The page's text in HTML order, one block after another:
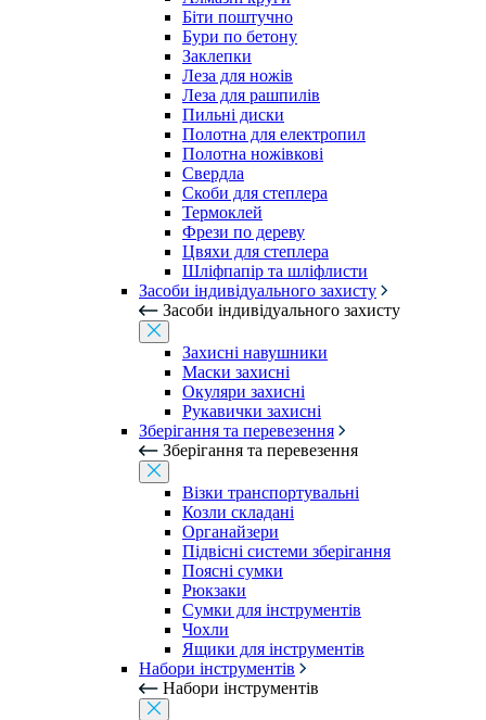
Біти поштучно
Бури по бетону
Заклепки
Леза для ножів
Леза для рашпилів
Пильні диски
Полотна для електропил
Полотна ножівкові
Свердла
Скоби для степлера
Термоклей
Фрези по дереву
Цвяхи для степлера
Шліфпапір та шліфлисти
Засоби індивідуального захисту
Засоби індивідуального захисту
Захисні навушники
Маски захисні
Окуляри захисні
Рукавички захисні
Зберігання та перевезення
Зберігання та перевезення
Візки транспортувальні
Козли складані
Органайзери
Підвісні системи зберігання
Поясні сумки
Рюкзаки
Сумки для інструментів
Чохли
Ящики для інструментів
Набори інструментів
Набори інструментів